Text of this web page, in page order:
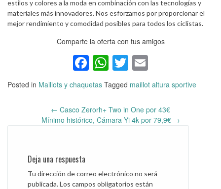
estilos y colores a la moda en combinación con las tecnologías y
materiales más innovadores. Nos esforzamos por proporcionar el
mejor rendimiento y comodidad posibles para todos los ciclistas.
Comparte la oferta con tus amigos
Facebook
WhatsApp
Twitter
Posted in Maillots y chaquetas Tagged maillot altura sportive
navigation
← Casco Zerorh+ Two in One por 43€
Mínimo histórico, Cámara Yi 4k por 79,9€ →
Deja una respuesta
Tu dirección de correo electrónico no será
publicada.Los campos obligatorios están